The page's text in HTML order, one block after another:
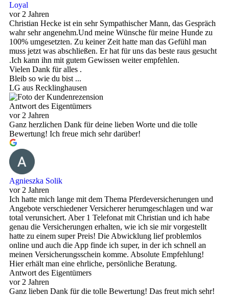
Loyal
vor 2 Jahren
Christian Hecke ist ein sehr Sympathischer Mann, das Gespräch
wahr sehr angenehm.Und meine Wünsche für meine Hunde zu
100% umgesetzten. Zu keiner Zeit hatte man das Gefühl man
muss jetzt was abschließen. Er hat für uns das beste raus gesucht
.Ich kann ihn mit gutem Gewissen weiter empfehlen.
Vielen Dank für alles .
Bleib so wie du bist ...
LG aus Recklinghausen
Antwort des Eigentümers
vor 2 Jahren
Ganz herzlichen Dank für deine lieben Worte und die tolle
Bewertung! Ich freue mich sehr darüber!
Agnieszka Solik
vor 2 Jahren
Ich hatte mich lange mit dem Thema Pferdeversicherungen und
Angebote verschiedener Versicherer herumgeschlagen und war
total verunsichert. Aber 1 Telefonat mit Christian und ich habe
genau die Versicherungen erhalten, wie ich sie mir vorgestellt
hatte zu einem super Preis! Die Abwicklung lief problemlos
online und auch die App finde ich super, in der ich schnell an
meinen Versicherungsschein komme. Absolute Empfehlung!
Hier erhält man eine ehrliche, persönliche Beratung.
Antwort des Eigentümers
vor 2 Jahren
Ganz lieben Dank für die tolle Bewertung! Das freut mich sehr!